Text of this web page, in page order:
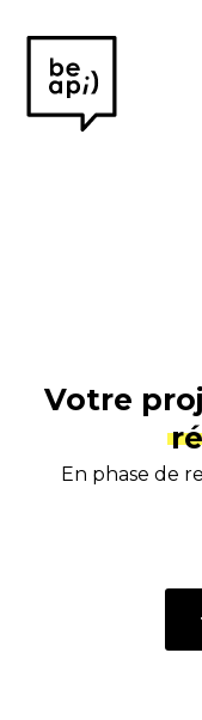
Be
API
Créateur
Votre
En phase de